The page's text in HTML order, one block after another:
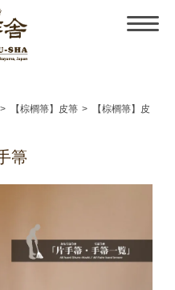
> 【棕櫚箒】皮箒 >
【棕櫚箒】皮
箒